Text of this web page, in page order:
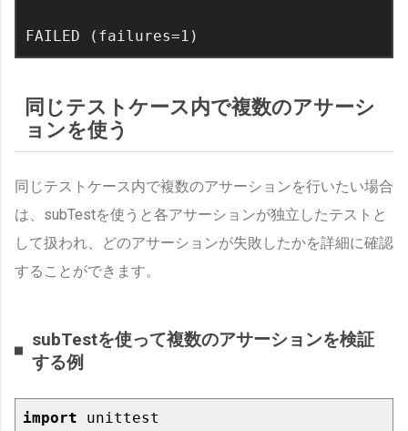
同じテストケース内で複数のアサーシ
ョンを使う
同じテストケース内で複数のアサーションを行いたい場合
は、subTestを使うと各アサーションが独立したテストと
して扱われ、どのアサーションが失敗したかを詳細に確認
することができます。
subTestを使って複数のアサーションを検証
する例
import unittest